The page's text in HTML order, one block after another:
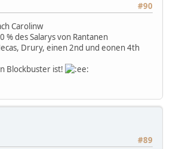
#90
Carolinw
% des Salarys von Rantanen
Drury, einen 2nd und eonen 4th
Blockbuster ist!
#89